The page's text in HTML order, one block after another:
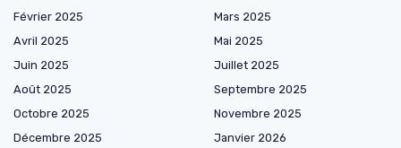
Février 2025
Mars 2025
Avril 2025
Mai 2025
Juin 2025
Juillet 2025
Août 2025
Septembre 2025
Octobre 2025
Novembre 2025
Décembre 2025
Janvier 2026